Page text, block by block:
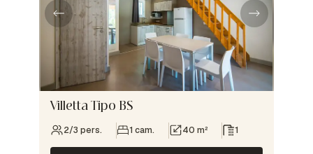
Villetta Tipo BS
2/3 pers. 1 cam. 40 m² 1